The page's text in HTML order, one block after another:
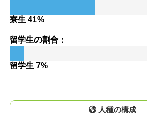
寮生 41%
留学生の割合：
留学生 7%
人種の構成